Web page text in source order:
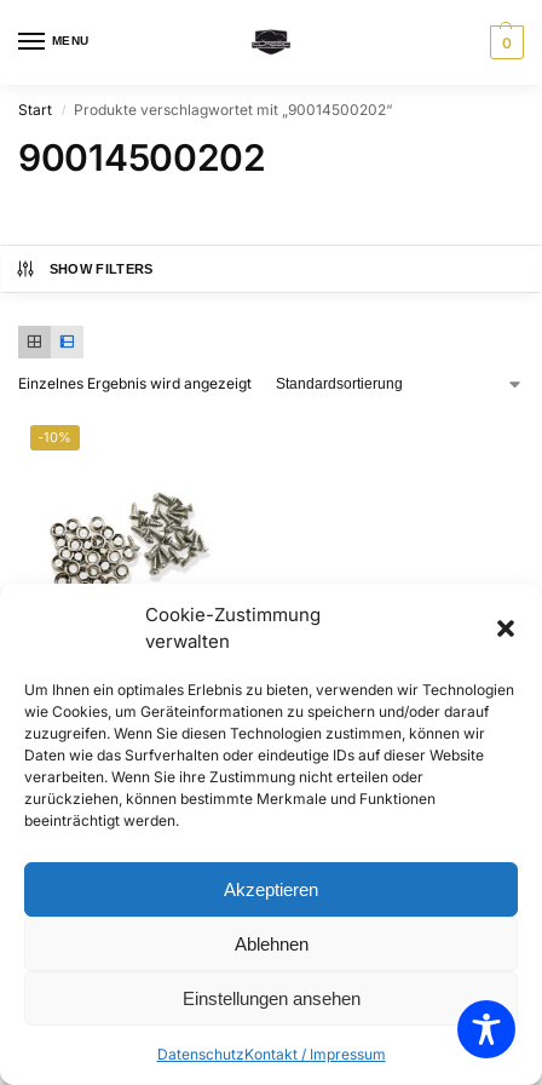
Cookie-Zustimmung
verwalten
Um Ihnen ein optimales Erlebnis zu bieten, verwenden wir Technologien
wie Cookies, um Geräteinformationen zu speichern und/oder darauf
zuzugreifen. Wenn Sie diesen Technologien zustimmen, können wir
Daten wie das Surfverhalten oder eindeutige IDs auf dieser Website
verarbeiten. Wenn Sie ihre Zustimmung nicht erteilen oder
zurückziehen, können bestimmte Merkmale und Funktionen
beeinträchtigt werden.
Akzeptieren
Ablehnen
Einstellungen ansehen
DatenschutzKontakt / Impressum
MENU 0
Start / Produkte verschlagwortet mit „90014500202“
90014500202
SHOW FILTERS
Einzelnes Ergebnis wird angezeigt
-10%
356 Schraubenset
Kofferraumdeckeldichtung
€19,90 €17,90 inkl. Mwst
Enthält 20% Mwst
zzgl.Versand
Lieferzeit: Sofort lieferbar
In den Warenkorb
Einzelnes Ergebnis wird angezeigt